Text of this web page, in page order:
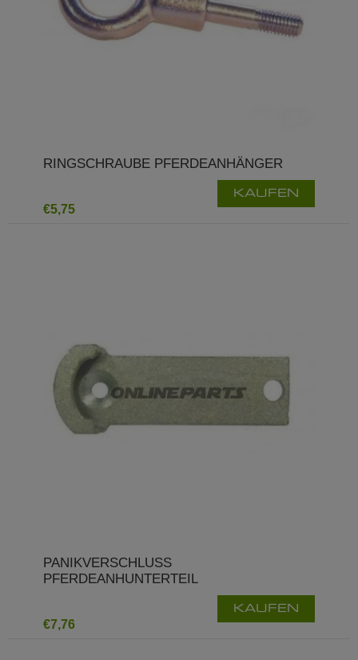
RINGSCHRAUBE PFERDEANHÄNGER
€5,75
KAUFEN
PANIKVERSCHLUSS
PFERDEANHUNTERTEIL
€7,76
KAUFEN